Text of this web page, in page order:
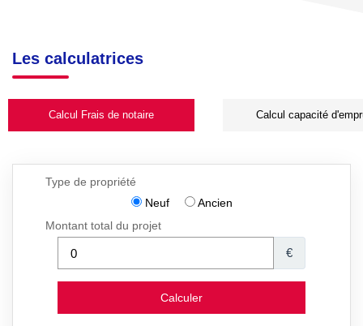
Les calculatrices
Calcul Frais de notaire Calcul capacité